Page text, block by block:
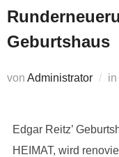
Geburtshaus
von Administrator in
Edgar Reitz’
HEIMAT, wird